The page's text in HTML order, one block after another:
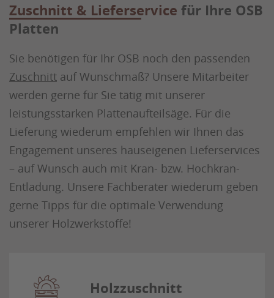
Zuschnitt & Lieferservice für Ihre OSB
Platten
Sie benötigen für Ihr OSB noch den passenden
Zuschnitt auf Wunschmaß? Unsere Mitarbeiter
werden gerne für Sie tätig mit unserer
leistungsstarken Plattenaufteilsäge. Für die
Lieferung wiederum empfehlen wir Ihnen das
Engagement unseres hauseigenen Lieferservices
– auf Wunsch auch mit Kran- bzw. Hochkran-
Entladung. Unsere Fachberater wiederum geben
gerne Tipps für die optimale Verwendung
unserer Holzwerkstoffe!
Holzzuschnitt